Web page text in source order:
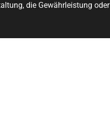
die Gewährleistung oder